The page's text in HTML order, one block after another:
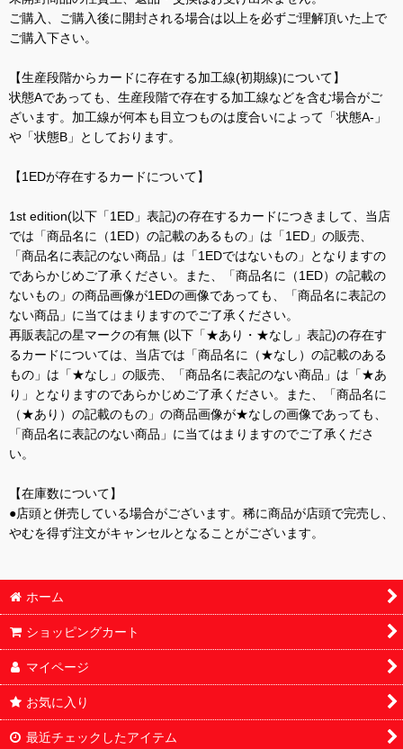
ご購入、ご購入後に開封される場合は以上を必ずご理解頂いた上で
ご購入下さい。
【生産段階からカードに存在する加工線(初期線)について】
状態Aであっても、生産段階で存在する加工線などを含む場合がご
ざいます。加工線が何本も目立つものは度合いによって「状態A-」
や「状態B」としております。
【1EDが存在するカードについて】
1st edition(以下「1ED」表記)の存在するカードにつきまして、当店
では「商品名に（1ED）の記載のあるもの」は「1ED」の販売、
「商品名に表記のない商品」は「1EDではないもの」となりますの
であらかじめご了承ください。また、「商品名に（1ED）の記載の
ないもの」の商品画像が1EDの画像であっても、「商品名に表記の
ない商品」に当てはまりますのでご了承ください。
再販表記の星マークの有無 (以下「★あり・★なし」表記)の存在す
るカードについては、当店では「商品名に（★なし）の記載のある
もの」は「★なし」の販売、「商品名に表記のない商品」は「★あ
り」となりますのであらかじめご了承ください。また、「商品名に
（★あり）の記載のもの」の商品画像が★なしの画像であっても、
「商品名に表記のない商品」に当てはまりますのでご了承くださ
い。
【在庫数について】
●店頭と併売している場合がございます。稀に商品が店頭で完売し、
やむを得ず注文がキャンセルとなることがございます。
ホーム
ショッピングカート
マイページ
お気に入り
最近チェックしたアイテム